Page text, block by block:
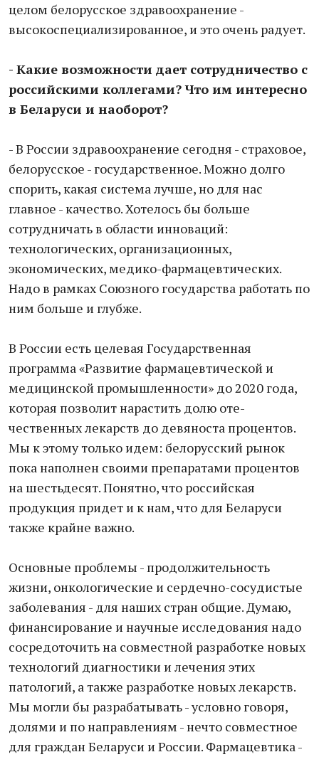
целом белорусское здравоохранение -
высокоспециализированное, и это очень радует.
- Какие возможности дает сотрудничество с
российскими коллегами? Что им интересно
в Беларуси и наоборот?
- В России здравоохранение сегодня - страховое,
белорусское - государственное. Можно долго
спорить, какая система лучше, но для нас
главное - качество. Хотелось бы больше
сотрудничать в области инноваций:
технологических, организационных,
экономических, медико-фармацевтических.
Надо в рамках Союзного государства работать по
ним больше и глубже.
В России есть целевая Государственная
программа «Развитие фармацевтической и
медицинской промышленности» до 2020 года,
которая позволит нарастить долю оте-
чественных лекарств до девяноста процентов.
Мы к этому только идем: белорусский рынок
пока наполнен своими препаратами процентов
на шестьдесят. Понятно, что российская
продукция придет и к нам, что для Беларуси
также крайне важно.
Основные проблемы - продолжительность
жизни, онкологические и сердечно-сосудистые
заболевания - для наших стран общие. Думаю,
финансирование и научные исследования надо
сосредоточить на совместной разработке новых
технологий диагностики и лечения этих
патологий, а также разработке новых лекарств.
Мы могли бы разрабатывать - условно говоря,
долями и по направлениям - нечто совместное
для граждан Беларуси и России. Фармацевтика -